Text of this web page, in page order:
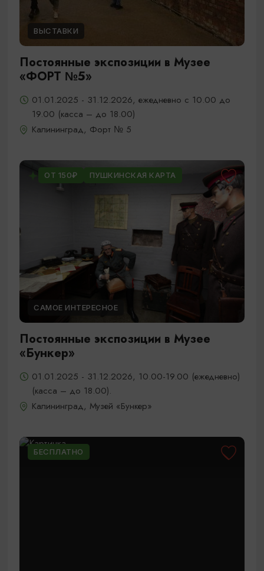
ВЫСТАВКИ
Постоянные экспозиции в Музее
«ФОРТ №5»
01.01.2025 - 31.12.2026, ежедневно с 10.00 до
19.00 (касса – до 18.00)
Калининград, Форт № 5
ОТ 150₽ ПУШКИНСКАЯ КАРТА
САМОЕ ИНТЕРЕСНОЕ
Постоянные экспозиции в Музее
«Бункер»
01.01.2025 - 31.12.2026, 10.00-19.00 (ежедневно)
(касса – до 18.00).
Калининград, Музей «Бункер»
БЕСПЛАТНО